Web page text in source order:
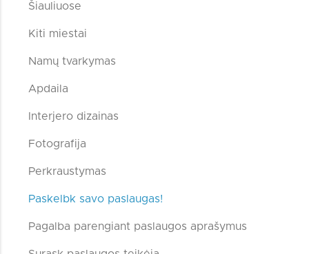
Šiauliuose
Kiti miestai
Namų tvarkymas
Apdaila
Interjero dizainas
Fotografija
Perkraustymas
Paskelbk savo paslaugas!
Pagalba parengiant paslaugos aprašymus